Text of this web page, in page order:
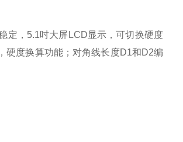
定，5.1吋大屏LCD显示，可切换硬度
硬度换算功能；对角线长度D1和D2编